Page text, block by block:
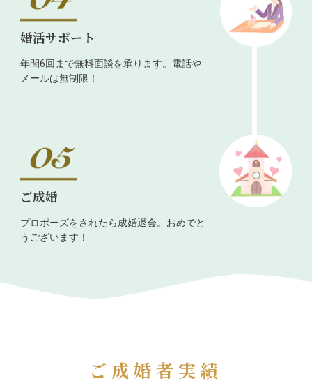
婚活サポート
年間6回まで無料面談を承ります。電話や
メールは無制限！
ご成婚
プロポーズをされたら成婚退会。おめでと
うございます！
ご成婚者実績